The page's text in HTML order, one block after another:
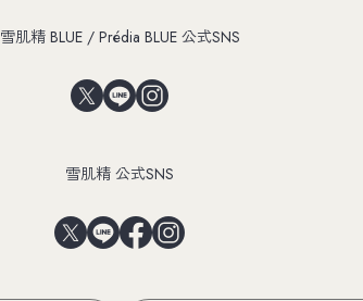
雪肌精 BLUE / Prédia BLUE 公式SNS
雪肌精 公式SNS